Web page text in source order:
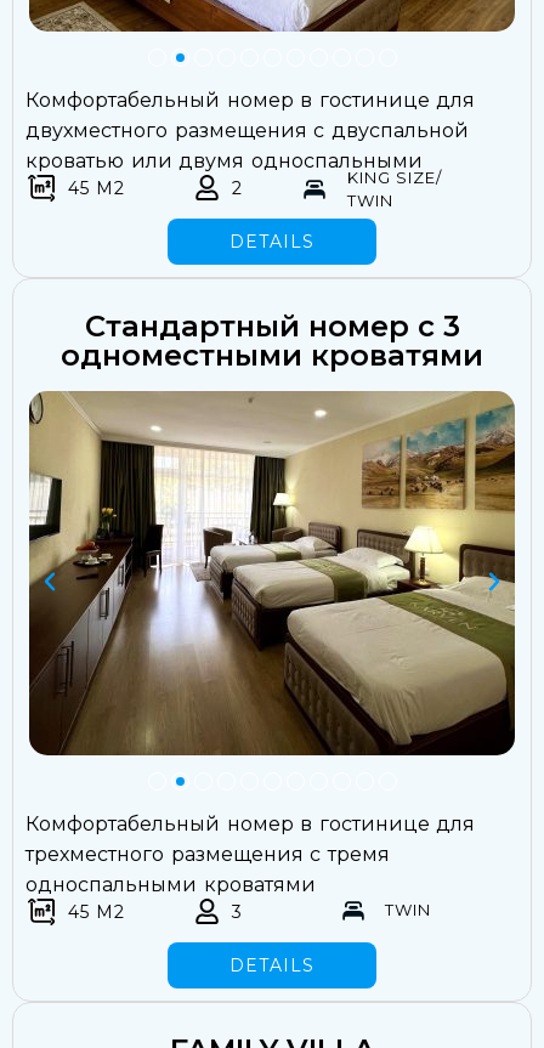
Комфортабельный номер в гостинице для
двухместного размещения с двуспальной
кроватью или двумя односпальными
KING SIZE/
TWIN
45 M2 2
DETAILS
Стандартный номер с 3
одноместными кроватями
Комфортабельный номер в гостинице для
трехместного размещения с тремя
односпальными кроватями
TWIN
45 M2 3
DETAILS